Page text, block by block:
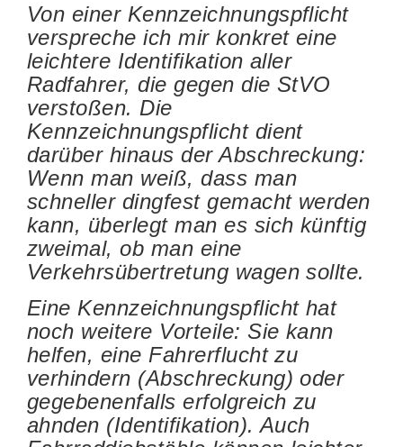
Von einer Kennzeichnungspflicht
verspreche ich mir konkret eine
leichtere Identifikation aller
Radfahrer, die gegen die StVO
verstoßen. Die
Kennzeichnungspflicht dient
darüber hinaus der Abschreckung:
Wenn man weiß, dass man
schneller dingfest gemacht werden
kann, überlegt man es sich künftig
zweimal, ob man eine
Verkehrsübertretung wagen sollte.
Eine Kennzeichnungspflicht hat
noch weitere Vorteile: Sie kann
helfen, eine Fahrerflucht zu
verhindern (Abschreckung) oder
gegebenenfalls erfolgreich zu
ahnden (Identifikation). Auch